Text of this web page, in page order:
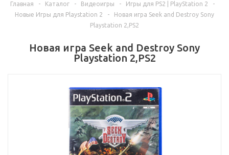
Главная - Каталог - Видеоигры - Игры для PS2 | PlayStation 2
-
Новые Игры для Playstation 2
-
Новая игра Seek and Destroy Sony
Playstation 2,PS2
Новая игра Seek and Destroy Sony
Playstation 2,PS2